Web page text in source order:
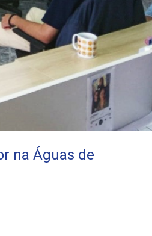
na Águas de